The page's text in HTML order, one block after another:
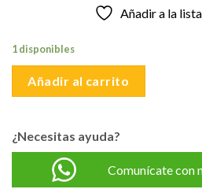
Añadir a la
1 disponibles
Añadir al carrito
¿Necesitas ayuda?
Comunícate con